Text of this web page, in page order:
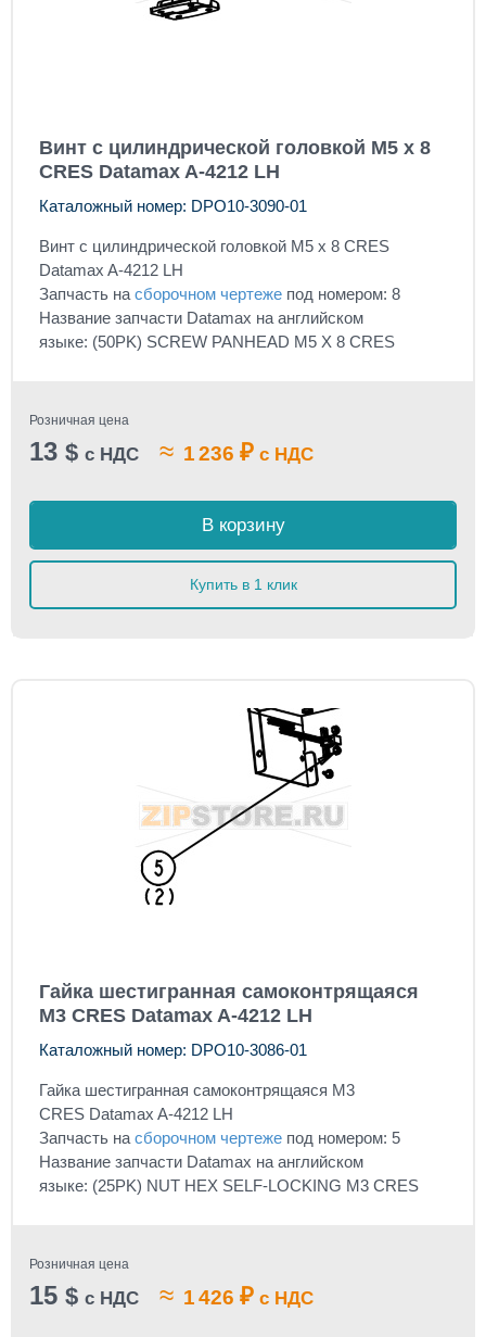
Винт с цилиндрической головкой М5 х 8
CRES Datamax A-4212 LH
Каталожный номер: DPO10-3090-01
Винт с цилиндрической головкой М5 х 8 CRES
Datamax A-4212 LH
Запчасть на сборочном чертеже под номером: 8
Название запчасти Datamax на английском
языке: (50PK) SCREW PANHEAD M5 X 8 CRES
Розничная цена
13 $ с НДС ≈ 1 236 ₽ с НДС
В корзину
Купить в 1 клик
Гайка шестигранная самоконтрящаяся
М3 CRES Datamax A-4212 LH
Каталожный номер: DPO10-3086-01
Гайка шестигранная самоконтрящаяся М3
CRES Datamax A-4212 LH
Запчасть на сборочном чертеже под номером: 5
Название запчасти Datamax на английском
языке: (25PK) NUT HEX SELF-LOCKING M3 CRES
Розничная цена
15 $ с НДС ≈ 1 426 ₽ с НДС